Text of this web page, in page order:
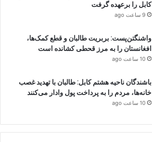
کابل را برعهده گرفت
9 ساعت ago
واشنگتن‌پست: بربریت طالبان و قطع کمک‌ها،
افغانستان را به مرز قحطی کشانده است
10 ساعت ago
باشندگان ناحیه هشتم کابل: طالبان با تهدید غصب
خانه‌ها، مردم را به پرداخت پول وادار می‌کنند
10 ساعت ago